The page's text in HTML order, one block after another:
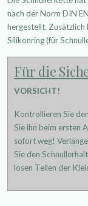
nach der Norm DIN
hergestellt.
Silikonring (für
Für die
VORSICHT!
Kontrollieren Sie
Sie ihn beim ersten
sofort weg!
Sie den
losen Teilen der